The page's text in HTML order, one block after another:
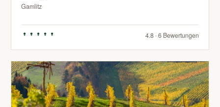
Gamlitz
4.8 · 6 Bewertungen